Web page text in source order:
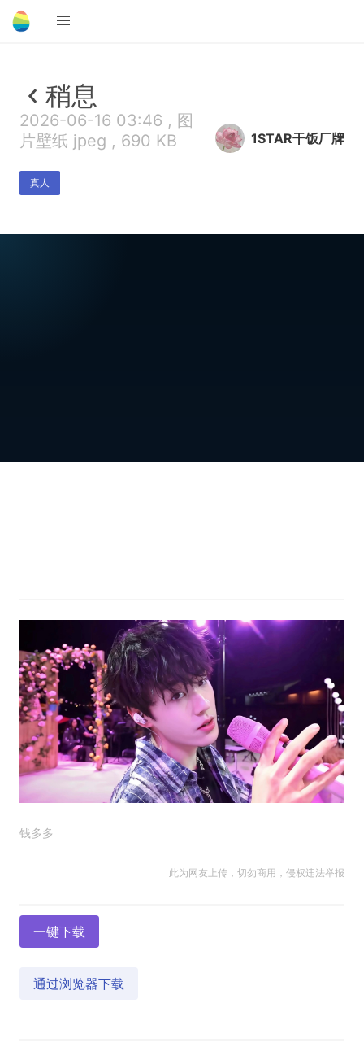
稍息
2026-06-16 03:46 , 图
片壁纸 jpeg , 690 KB
真人
1STAR干饭厂牌
钱多多
此为网友上传，切勿商用，侵权违法举报
一键下载
通过浏览器下载